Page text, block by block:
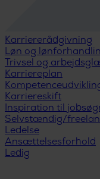
Karriererådgivning
Løn og
Trivsel og
Karriereplan
Karriereskift
Inspiration til
Selvstændig/
Ledelse
Ansættelsesforhold
Ledig